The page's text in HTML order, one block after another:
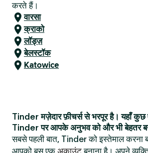
करते हैं।
वारसा
क्राको
लॉड्ज़
बेलस्टॉक
Katowice
Tinder मज़ेदार फ़ीचर्स से भरपूर है। यहाँ कुछ
Tinder पर आपके अनुभव को और भी बेहतर
सबसे पहली बात, Tinder को इस्तेमाल करना
आपको बस एक अकाउंटबनाना है। अपने